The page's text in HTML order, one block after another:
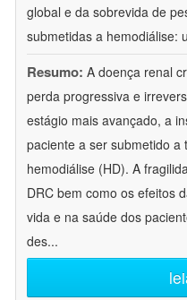
global e da sobrevida de
submetidas a hemodiálise:
Resumo: A doença renal
perda progressiva e
estágio mais avançado, a
paciente a ser submetido a
hemodiálise (HD). A
DRC bem como os efeitos
vida e na saúde dos
des...